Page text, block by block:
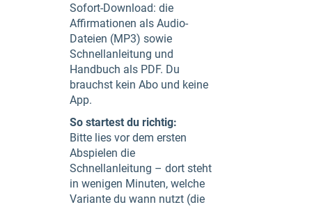
Sofort-Download: die
Affirmationen als Audio-
Dateien (MP3) sowie
Schnellanleitung und
Handbuch als PDF. Du
brauchst kein Abo und keine
App.
So startest du richtig:
Bitte lies vor dem ersten
Abspielen die
Schnellanleitung – dort steht
in wenigen Minuten, welche
Variante du wann nutzt (die